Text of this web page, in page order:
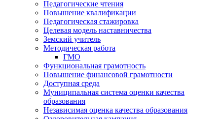
Педагогические чтения
Повышение квалификации
Педагогическая стажировка
Целевая модель наставничества
Земский учитель
Методическая работа
ГМО
Функциональная грамотность
Повышение финансовой грамотности
Доступная среда
Муниципальная система оценки качества
образования
Независимая оценка качества образования